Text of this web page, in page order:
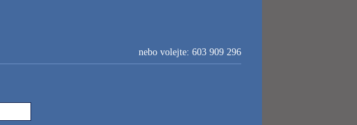
nebo volejte: 603 909 296